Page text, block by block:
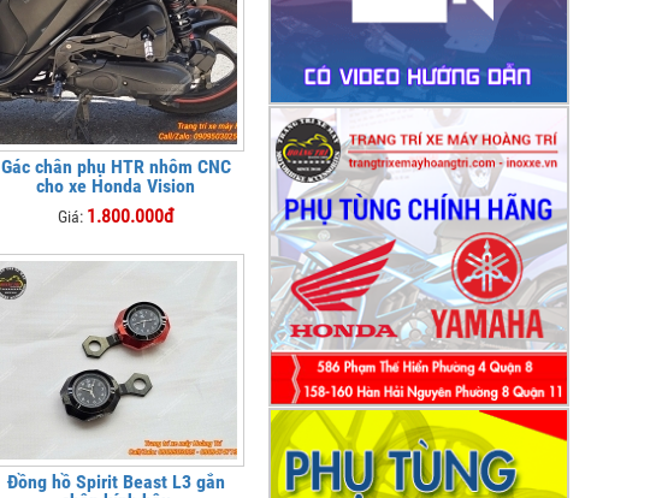
Gác chân phụ HTR nhôm CNC
cho xe Honda Vision
Giá: 1.800.000đ
Đồng hồ Spirit Beast L3 gắn